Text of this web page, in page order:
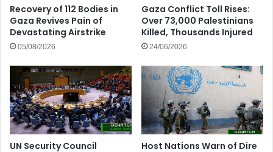
Recovery of 112 Bodies in
Gaza Revives Pain of
Devastating Airstrike
05/08/2026
Gaza Conflict Toll Rises:
Over 73,000 Palestinians
Killed, Thousands Injured
24/06/2026
UN Security Council
Host Nations Warn of Dire